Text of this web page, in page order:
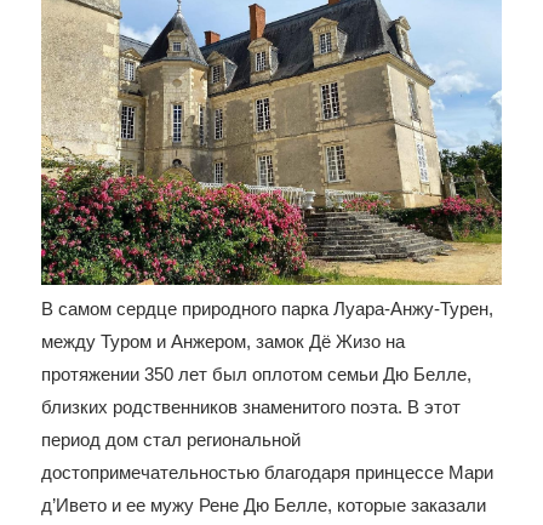
В самом сердце природного парка Луара-Анжу-Турен,
между Туром и Анжером, замок Дё Жизо на
протяжении 350 лет был оплотом семьи Дю Белле,
близких родственников знаменитого поэта. В этот
период дом стал региональной
достопримечательностью благодаря принцессе Мари
д’Ивето и ее мужу Рене Дю Белле, которые заказали